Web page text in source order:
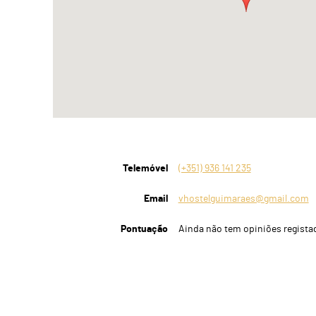
Telemóvel (+351) 936 141 235
Email vhostelguimaraes@gmail.com
Pontuação Ainda não tem opiniões